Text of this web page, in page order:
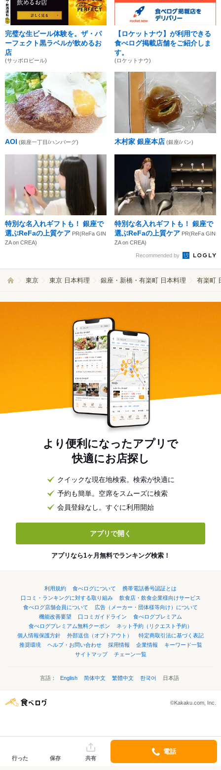
完璧な生ビール体験を。ザ・パ
ーフェクト黒ラベルが飲めるお
店
(サッポロビール)
【ロケットナウ】が利用できる
食べログ掲載店舗をご紹介しま
す。
(ロケットナウ)
AOI (銀座一丁目/ハンバーグ) 木村家 銀座本店 (銀座/パン)
特別な名入れギフトも！ 銀座で
選ぶReFaの上質ケア PR(ReFa GIN
ZA on CREA)
特別な名入れギフトも！ 銀座で
選ぶReFaの上質ケア PR(ReFa GIN
ZA on CREA)
Recommended by
東京 東京 日本料理 銀座・新橋・有楽町 日本料理 有楽町
より便利になったアプリで
快適にお店探し
クイックな現在地検索。検索が快適に
予約も簡単。空席をスムーズに検索
会員登録なし。すぐに利用開始
アプリで開く
アプリなら1ヶ月無料でランキング検索！
利用規約 食べログについて
携帯電話番号認証とは
口コミ・ランキングに対する取り組み
飲食店・飲食企業様向けサービス
食べログ店舗会員について
広告（メーカー・団体様等向け）について
機能改善要望
口コミガイドライン
食べログプレミアム
食べログプレミアム無料クーポン
ネット予約（リクエスト予約）
個人情報保護方針
外部送信（オプトアウト）
特定商取引法に基づく表記
推奨環境
ヘルプ・お問い合わせ 採用情報 企業情報
キーワード一覧
サイトマップ
チェーン一覧
言語： English 简体中文 繁體中文 한국어 日本語
©Kakaku.com, Inc.
行った 保存 共有
電話